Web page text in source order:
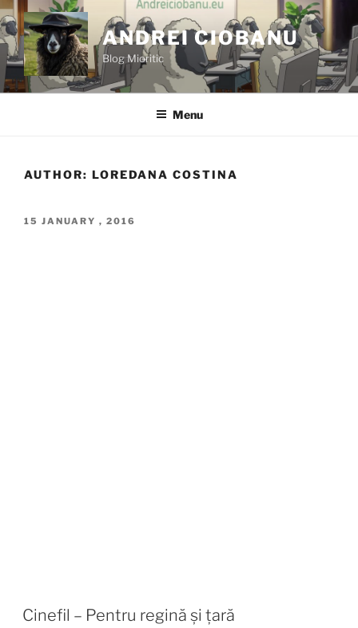
Skip
to
content
ANDREI CIOBANU
Blog Mioritic
Menu
AUTHOR: LOREDANA COSTINA
POSTED
15 JANUARY , 2016
Cinefil – Pentru regină și țară